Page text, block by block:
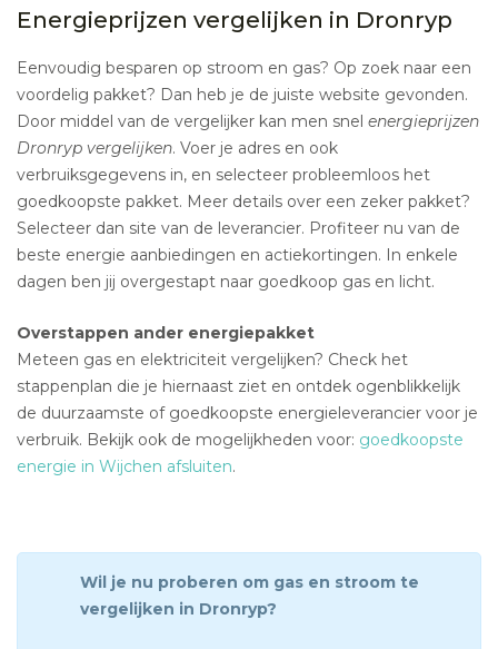
Energieprijzen vergelijken in Dronryp
Eenvoudig besparen op stroom en gas? Op zoek naar een
voordelig pakket? Dan heb je de juiste website gevonden.
Door middel van de vergelijker kan men snel energieprijzen
Dronryp vergelijken. Voer je adres en ook
verbruiksgegevens in, en selecteer probleemloos het
goedkoopste pakket. Meer details over een zeker pakket?
Selecteer dan site van de leverancier. Profiteer nu van de
beste energie aanbiedingen en actiekortingen. In enkele
dagen ben jij overgestapt naar goedkoop gas en licht.
Overstappen ander energiepakket
Meteen gas en elektriciteit vergelijken? Check het
stappenplan die je hiernaast ziet en ontdek ogenblikkelijk
de duurzaamste of goedkoopste energieleverancier voor je
verbruik. Bekijk ook de mogelijkheden voor: goedkoopste
energie in Wijchen afsluiten.
Wil je nu proberen om gas en stroom te
vergelijken in Dronryp?